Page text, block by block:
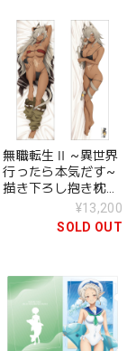
無職転生Ⅱ ~異世界
行ったら本気だす~
描き下ろし抱き枕カ
ヌ)2WAYトリコット
¥13,200
SOLD OUT